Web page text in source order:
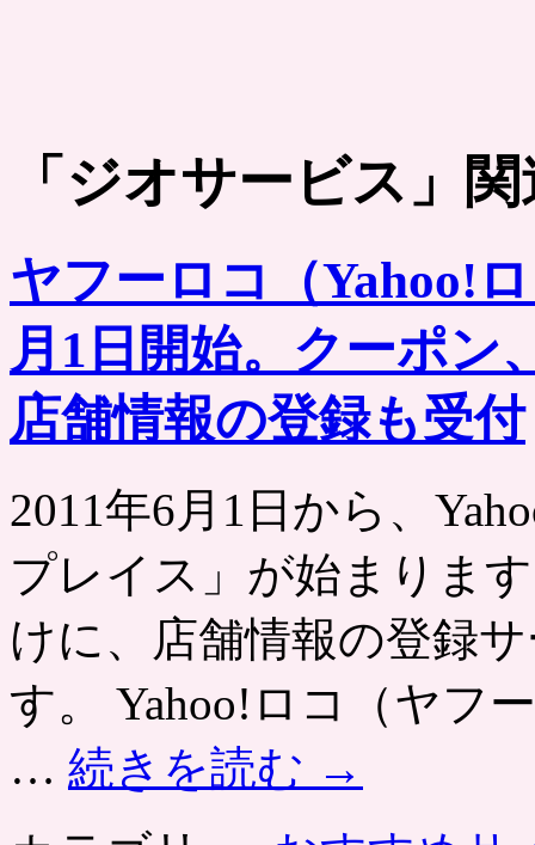
「 ジオサービス 」
ヤフーロコ（Yahoo!
月1日開始。クーポン
店舗情報の登録も受付
2011年6月1日から、
プレイス」が始まりま
けに、店舗情報の登録
す。 Yahoo!ロコ（ヤフ
… 続きを読む →